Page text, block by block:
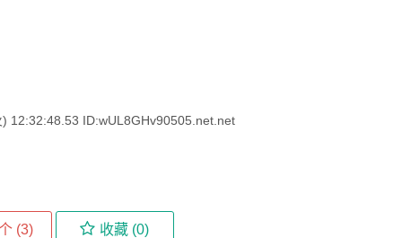
12:32:48.53 ID:wUL8GHv90505.net.net
(3) 收藏 (0)